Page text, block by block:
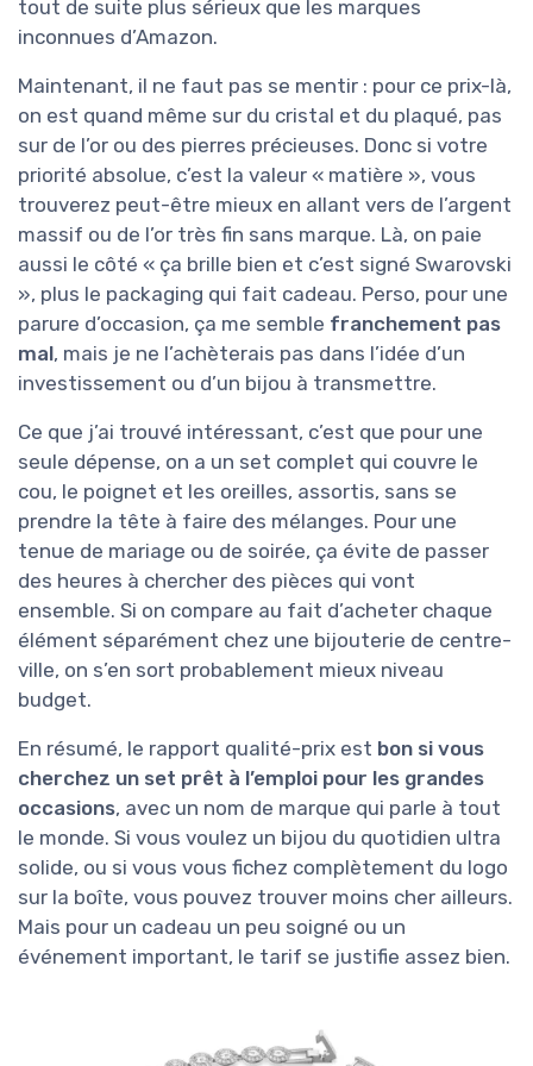
tout de suite plus sérieux que les marques
inconnues d’Amazon.
Maintenant, il ne faut pas se mentir : pour ce prix-là,
on est quand même sur du cristal et du plaqué, pas
sur de l’or ou des pierres précieuses. Donc si votre
priorité absolue, c’est la valeur « matière », vous
trouverez peut-être mieux en allant vers de l’argent
massif ou de l’or très fin sans marque. Là, on paie
aussi le côté « ça brille bien et c’est signé Swarovski
», plus le packaging qui fait cadeau. Perso, pour une
parure d’occasion, ça me semble franchement pas
mal, mais je ne l’achèterais pas dans l’idée d’un
investissement ou d’un bijou à transmettre.
Ce que j’ai trouvé intéressant, c’est que pour une
seule dépense, on a un set complet qui couvre le
cou, le poignet et les oreilles, assortis, sans se
prendre la tête à faire des mélanges. Pour une
tenue de mariage ou de soirée, ça évite de passer
des heures à chercher des pièces qui vont
ensemble. Si on compare au fait d’acheter chaque
élément séparément chez une bijouterie de centre-
ville, on s’en sort probablement mieux niveau
budget.
En résumé, le rapport qualité-prix est bon si vous
cherchez un set prêt à l’emploi pour les grandes
occasions, avec un nom de marque qui parle à tout
le monde. Si vous voulez un bijou du quotidien ultra
solide, ou si vous vous fichez complètement du logo
sur la boîte, vous pouvez trouver moins cher ailleurs.
Mais pour un cadeau un peu soigné ou un
événement important, le tarif se justifie assez bien.